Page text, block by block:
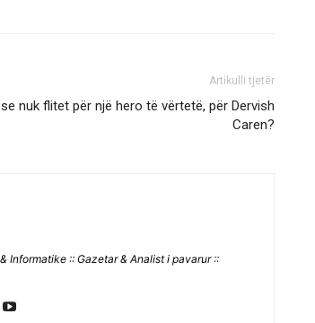
Artikulli tjetër
nuk flitet për një hero të vërtetë, për Dervish
Caren?
Informatike :: Gazetar & Analist i pavarur ::